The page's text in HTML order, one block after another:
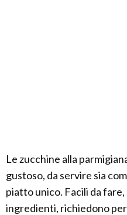
Le zucchine alla
gustoso, da servire sia
piatto unico. Facili da
ingredienti, richiedono